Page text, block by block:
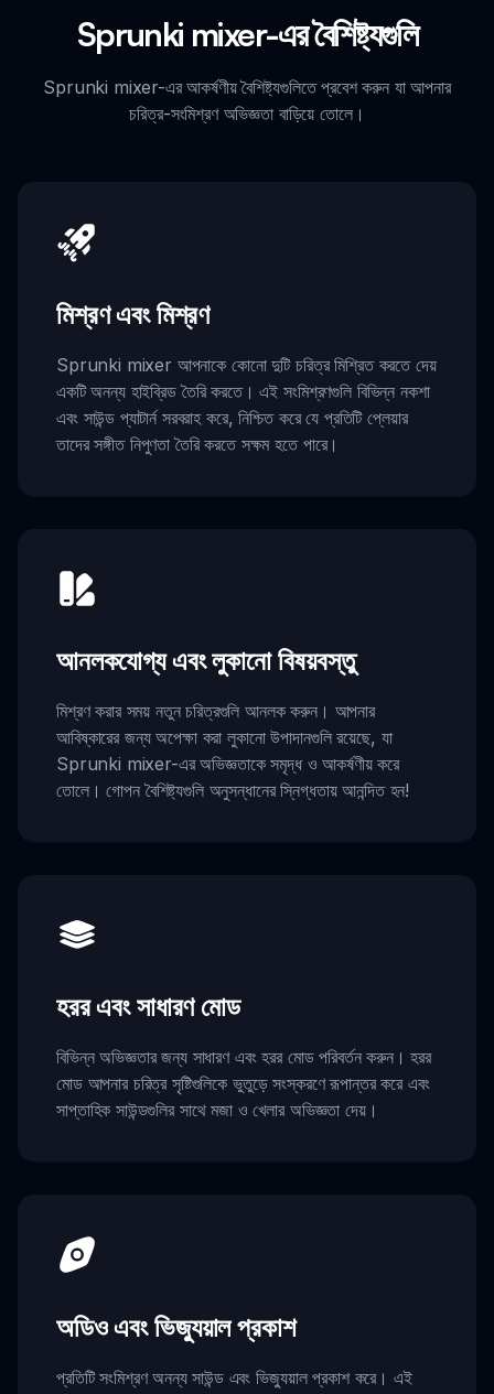
Sprunki mixer-এর বৈশিষ্ট্যগুলি
Sprunki mixer-এর আকর্ষণীয় বৈশিষ্ট্যগুলিতে প্রবেশ করুন যা আপনার
চরিত্র-সংমিশ্রণ অভিজ্ঞতা বাড়িয়ে তোলে।
মিশ্রণ এবং মিশ্রণ
Sprunki mixer আপনাকে কোনো দুটি চরিত্র মিশ্রিত করতে দেয়
একটি অনন্য হাইব্রিড তৈরি করতে। এই সংমিশ্রণগুলি বিভিন্ন নকশা
এবং সাউন্ড প্যাটার্ন সরবরাহ করে, নিশ্চিত করে যে প্রতিটি প্লেয়ার
তাদের সঙ্গীত নিপুণতা তৈরি করতে সক্ষম হতে পারে।
আনলকযোগ্য এবং লুকানো বিষয়বস্তু
মিশ্রণ করার সময় নতুন চরিত্রগুলি আনলক করুন। আপনার
আবিষ্কারের জন্য অপেক্ষা করা লুকানো উপাদানগুলি রয়েছে, যা
Sprunki mixer-এর অভিজ্ঞতাকে সমৃদ্ধ ও আকর্ষণীয় করে
তোলে। গোপন বৈশিষ্ট্যগুলি অনুসন্ধানের স্নিগ্ধতায় আনন্দিত হন!
হরর এবং সাধারণ মোড
বিভিন্ন অভিজ্ঞতার জন্য সাধারণ এবং হরর মোড পরিবর্তন করুন। হরর
মোড আপনার চরিত্র সৃষ্টিগুলিকে ভুতুড়ে সংস্করণে রূপান্তর করে এবং
সাপ্তাহিক সাউন্ডগুলির সাথে মজা ও খেলার অভিজ্ঞতা দেয়।
অডিও এবং ভিজ্যুয়াল প্রকাশ
প্রতিটি সংমিশ্রণ অনন্য সাউন্ড এবং ভিজ্যুয়াল প্রকাশ করে। এই